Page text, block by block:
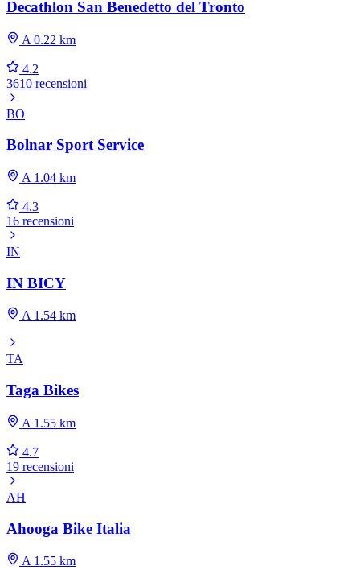
Decathlon San Benedetto del Tronto
A 0.22 km
4.2
3610 recensioni
BO
Bolnar Sport Service
A 1.04 km
4.3
16 recensioni
IN
IN BICY
A 1.54 km
TA
Taga Bikes
A 1.55 km
4.7
19 recensioni
AH
Ahooga Bike Italia
A 1.55 km